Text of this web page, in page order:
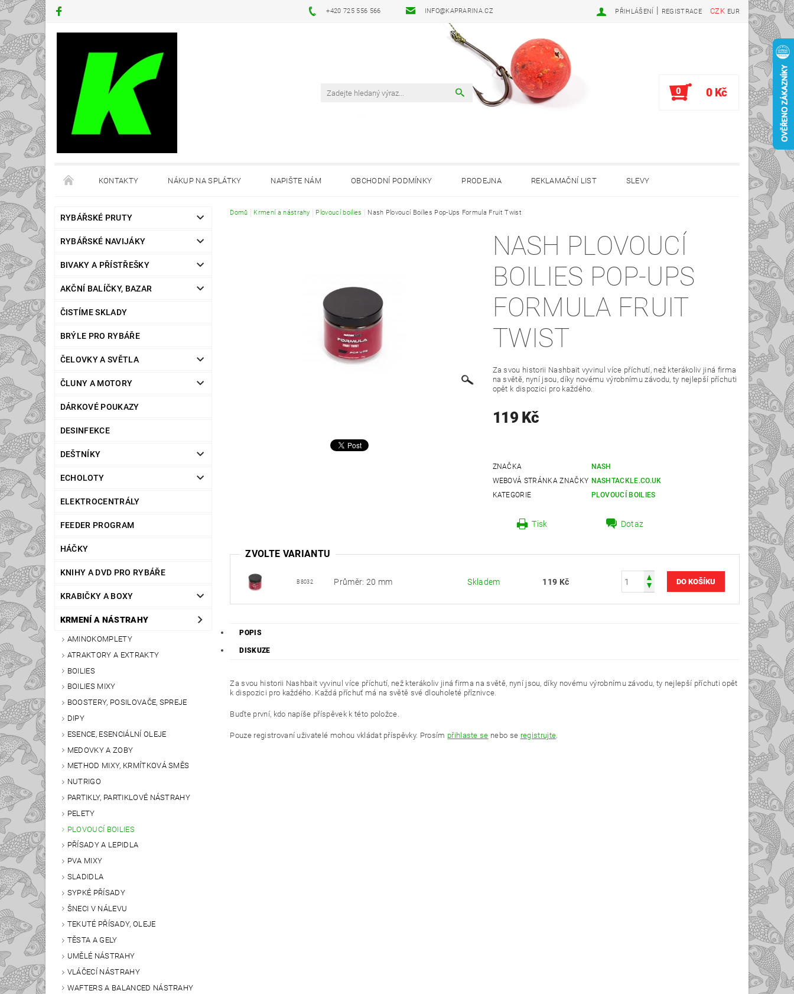
+420 725 556 566 INFO@KAPRARINA.CZ CZK EUR
PŘIHLÁŠENÍ | REGISTRACE
0 0 Kč
KONTAKTY NÁKUP NA SPLÁTKY NAPIŠTE NÁM OBCHODNÍ PODMÍNKY PRODEJNA REKLAMAČNÍ LIST SLEVY
RYBÁŘSKÉ PRUTY
RYBÁŘSKÉ NAVIJÁKY
BIVAKY A PŘÍSTŘEŠKY
AKČNÍ BALÍČKY, BAZAR
ČISTÍME SKLADY
BRÝLE PRO RYBÁŘE
ČELOVKY A SVĚTLA
ČLUNY A MOTORY
DÁRKOVÉ POUKAZY
DESINFEKCE
DEŠTNÍKY
ECHOLOTY
ELEKTROCENTRÁLY
FEEDER PROGRAM
HÁČKY
KNIHY A DVD PRO RYBÁŘE
KRABIČKY A BOXY
KRMENÍ A NÁSTRAHY
AMINOKOMPLETY
ATRAKTORY A EXTRAKTY
BOILIES
BOILIES MIXY
BOOSTERY, POSILOVAČE, SPREJE
DIPY
ESENCE, ESENCIÁLNÍ OLEJE
MEDOVKY A ZOBY
METHOD MIXY, KRMÍTKOVÁ SMĚS
NUTRIGO
PARTIKLY, PARTIKLOVÉ NÁSTRAHY
PELETY
PLOVOUCÍ BOILIES
PŘÍSADY A LEPIDLA
PVA MIXY
SLADIDLA
SYPKÉ PŘÍSADY
ŠNECI V NÁLEVU
TEKUTÉ PŘÍSADY, OLEJE
TĚSTA A GELY
UMĚLÉ NÁSTRAHY
VLÁČECÍ NÁSTRAHY
WAFTERS A BALANCED NÁSTRAHY
Domů Krmení a nástrahy Plovoucí boilies Nash Plovoucí Boilies Pop-Ups Formula Fruit Twist
NASH PLOVOUCÍ
BOILIES POP-UPS
FORMULA FRUIT
TWIST
Za svou historii Nashbait vyvinul více příchutí, než kterákoliv jiná firma
na světě, nyní jsou, díky novému výrobnímu závodu, ty nejlepší příchuti
opět k dispozici pro každého.
119 Kč
ZNAČKA
NASH
WEBOVÁ STRÁNKA ZNAČKY NASHTACKLE.CO.UK
KATEGORIE
PLOVOUCÍ BOILIES
Tisk Dotaz
ZVOLTE VARIANTU
B8032 Průměr: 20 mm Skladem 119 Kč
POPIS
DISKUZE
Za svou historii Nashbait vyvinul více příchutí, než kterákoliv jiná firma na světě, nyní jsou, díky novému výrobnímu závodu, ty nejlepší příchuti opět
k dispozici pro každého. Každá příchuť má na světě své dlouholeté příznivce.
Buďte první, kdo napíše příspěvek k této položce.
Pouze registrovaní uživatelé mohou vkládat příspěvky. Prosím přihlaste se nebo se registrujte.